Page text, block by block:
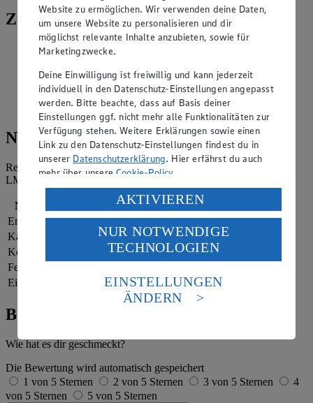
Zubereitung
Kiwi und Gurke schälen, grob zerkleinern.
Mit den restlichen Zutaten, bis auf die Minze, pürieren.
Anschließend diese unterrühren.
Mit Minze und Gurkenscheiben dekoriert servieren.
Nährwerte
Referenzmenge für einen durchschnittlichen Erwachsenen laut
LMIV (8.400 kJ/2.000 kcal).
Nährwerte
pro Portion
Energie
540 kj (6 %)
Kalorien
129 kcal (6 %)
Kohlenhydrate
Fett
Eiweiß
Bewertung
Wie hat es dir geschmeckt?
Die Bewertung wird automatisch gespeichert
1 von 5 Sternen
2 von 5 Sternen 3 von 5 Sternen
4
von 5 Sternen
5 von 5 Sternen
Website zu ermöglichen. Wir verwenden deine Daten,
um unsere Website zu personalisieren und dir
möglichst relevante Inhalte anzubieten, sowie für
Marketingzwecke.
Deine Einwilligung ist freiwillig und kann jederzeit
individuell in den Datenschutz-Einstellungen angepasst
werden. Bitte beachte, dass auf Basis deiner
Einstellungen ggf. nicht mehr alle Funktionalitäten zur
Verfügung stehen. Weitere Erklärungen sowie einen
Link zu den Datenschutz-Einstellungen findest du in
unserer Datenschutzerklärung. Hier erfährst du auch
mehr über unsereCookie-Policy.
Verarbeitung deiner personenbezogenen Daten in den
USA durch Facebook und YouTube:
Wenn du auf „Aktivieren“ klickst, willigst du im Sinne
des Art. 49 Abs. 1 Satz 1 lit. a) DSGVO ein, dass deine
Daten in den USA verarbeitet werden. Der EuGH sieht
die USA als Land mit einem nach europäischen
Standards nicht angemessenen Datenschutzniveau an.
Es besteht das Risiko eines Zugriffs durch US-
Informationen zum Herausgeber der Seite findest du
AKTIVIEREN
NUR NOTWENDIGE
TECHNOLOGIEN
EINSTELLUNGEN
ÄNDERN